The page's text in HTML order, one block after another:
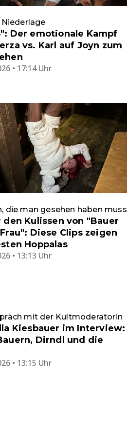
Der emotionale Kampf
vs. Karl auf Joyn zum
• 17:14 Uhr
die man gesehen haben muss
den Kulissen von "Bauer
Diese Clips zeigen
Hoppalas
• 13:13 Uhr
mit der Kultmoderatorin
Kiesbauer im Interview:
Dirndl und die
• 13:15 Uhr